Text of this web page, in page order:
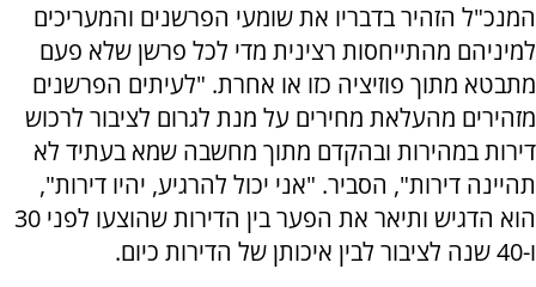
המנכ"ל הזהיר בדבריו את שומעי הפרשנים והמעריכים
למיניהם מהתייחסות רצינית מדי לכל פרשן שלא פעם
מתבטא מתוך פוזיציה כזו או אחרת. "לעיתים הפרשנים
מזהירים מהעלאת מחירים על מנת לגרום לציבור לרכוש
דירות במהירות ובהקדם מתוך מחשבה שמא בעתיד לא
תהיינה דירות", הסביר. "אני יכול להרגיע, יהיו דירות",
הוא הדגיש ותיאר את הפער בין הדירות שהוצעו לפני 30
ו-40 שנה לציבור לבין איכותן של הדירות כיום.